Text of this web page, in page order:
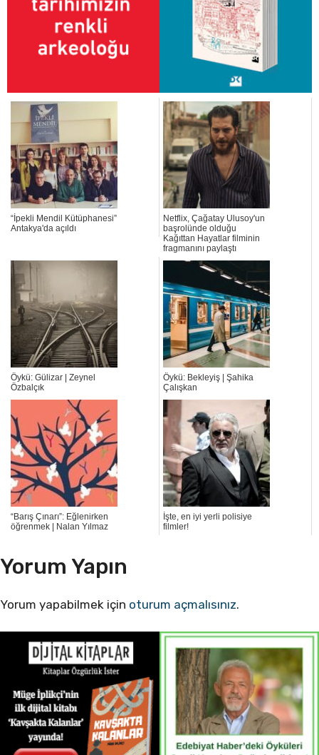
“İpekli Mendil Kütüphanesi”
Antakya'da açıldı
Netflix, Çağatay Ulusoy'un
başrolünde olduğu
Kağıttan Hayatlar filminin
fragmanını paylaştı
Öykü: Gülizar | Zeynel
Özbalçık
Öykü: Bekleyiş | Şahika
Çalışkan
“Barış Çınarı”: Eğlenirken
öğrenmek | Nalan Yılmaz
İşte, en iyi yerli polisiye
filmler!
Yorum Yapın
Yorum yapabilmek için oturum açmalısınız.